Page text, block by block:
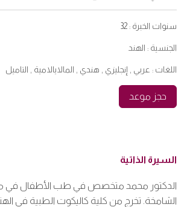
سنوات الخبرة : 32
الجنسية : الهند
اللغات : عربي , إنجليزي , هندي , المالايالامية , التاميل
حجز موعد
السيرة الذاتية
الدكتور محمد متخصص في طب الأطفال في